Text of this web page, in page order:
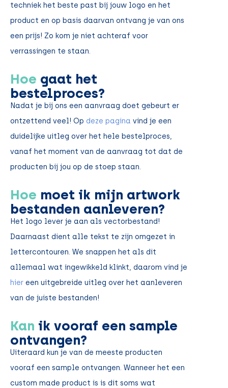
techniek het beste past bij jouw logo en het
product en op basis daarvan ontvang je van ons
een prijs! Zo kom je niet achteraf voor
verrassingen te staan.
Hoe gaat het
bestelproces?
Nadat je bij ons een aanvraag doet gebeurt er
ontzettend veel! Op deze pagina vind je een
duidelijke uitleg over het hele bestelproces,
vanaf het moment van de aanvraag tot dat de
producten bij jou op de stoep staan.
Hoe moet ik mijn artwork
bestanden aanleveren?
Het logo lever je aan als vectorbestand!
Daarnaast dient alle tekst te zijn omgezet in
lettercontouren. We snappen het als dit
allemaal wat ingewikkeld klinkt, daarom vind je
hier een uitgebreide uitleg over het aanleveren
van de juiste bestanden!
Kan ik vooraf een sample
ontvangen?
Uiteraard kun je van de meeste producten
vooraf een sample ontvangen. Wanneer het een
custom made product is is dit soms wat